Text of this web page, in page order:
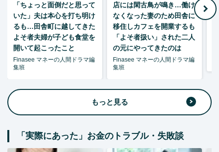
「ちょっと面倒だと思って
いた」夫は本心を打ち明け
るも…田舎町に越してきた
よそ者夫婦が子ども食堂を
開いて起こったこと
Finasee マネーの人間ドラマ編
集班
店には閑古鳥が鳴き…働け
なくなった妻のため田舎に
移住しカフェを開業するも
「よそ者扱い」された二人
の元にやってきたのは
Finasee マネーの人間ドラマ編
集班
もっと見る
「実際にあった」お金のトラブル・失敗談